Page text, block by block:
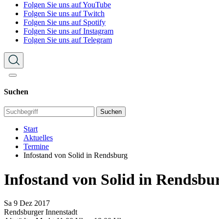
Folgen Sie uns auf YouTube
Folgen Sie uns auf Twitch
Folgen Sie uns auf Spotify
Folgen Sie uns auf Instagram
Folgen Sie uns auf Telegram
Suchen
Suchen
Start
Aktuelles
Termine
Infostand von Solid in Rendsburg
Infostand von Solid in
Sa 9 Dez 2017
Rendsburger Innenstadt